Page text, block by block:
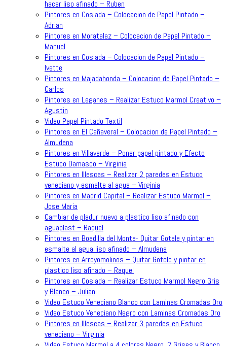
hacer liso afinado – Ruben
Pintores en Coslada – Colocacion de Papel Pintado –
Adrian
Pintores en Moratalaz – Colocacion de Papel Pintado –
Manuel
Pintores en Coslada – Colocacion de Papel Pintado –
Ivette
Pintores en Majadahonda – Colocacion de Papel Pintado –
Carlos
Pintores en Leganes – Realizar Estuco Marmol Creativo –
Agustin
Video Papel Pintado Textil
Pintores en El Cañaveral – Colocacion de Papel Pintado –
Almudena
Pintores en Villaverde – Poner papel pintado y Efecto
Estuco Damasco – Virginia
Pintores en Illescas – Realizar 2 paredes en Estuco
veneciano y esmalte al agua – Virginia
Pintores en Madrid Capital – Realizar Estuco Marmol –
Jose Maria
Cambiar de pladur nuevo a plastico liso afinado con
aguaplast – Raquel
Pintores en Boadilla del Monte- Quitar Gotele y pintar en
esmalte al agua liso afinado – Almudena
Pintores en Arroyomolinos – Quitar Gotele y pintar en
plastico liso afinado – Raquel
Pintores en Coslada – Realizar Estuco Marmol Negro Gris
y Blanco – Julian
Video Estuco Veneciano Blanco con Laminas Cromadas Oro
Video Estuco Veneciano Negro con Laminas Cromadas Oro
Pintores en Illescas – Realizar 3 paredes en Estuco
veneciano – Virginia